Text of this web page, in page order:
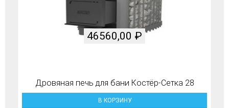
Дровяная печь для бани Костёр-Сетка 28
46560,00 ₽
В КОРЗИНУ